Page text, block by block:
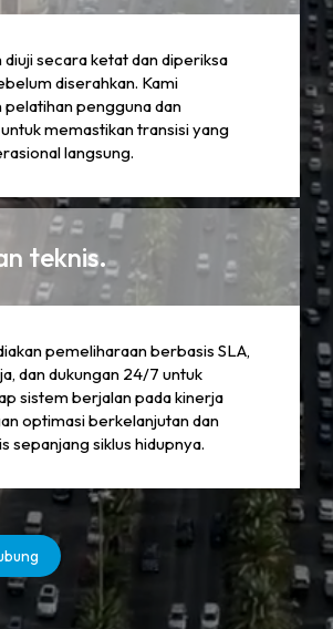
secara ketat dan diperiksa
diserahkan. Kami
pelatihan pengguna dan
memastikan transisi yang
langsung.
teknis.
pemeliharaan berbasis SLA,
dan dukungan 24/7 untuk
sistem berjalan pada kinerja
optimasi berkelanjutan dan
sepanjang siklus hidupnya.